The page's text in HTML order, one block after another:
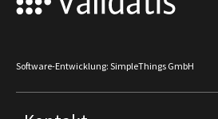
Software-Entwicklung: SimpleThings GmbH